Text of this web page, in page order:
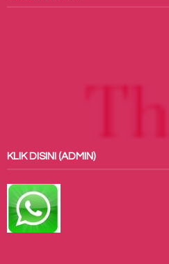
KLIK DISINI (ADMIN)